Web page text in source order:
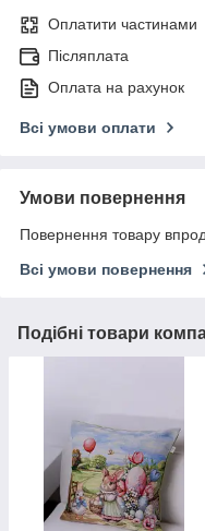
Оплатити частинами
Післяплата
Оплата на рахунок
Всі умови оплати
Умови повернення
Повернення товару
Всі умови повернення
Подібні товари